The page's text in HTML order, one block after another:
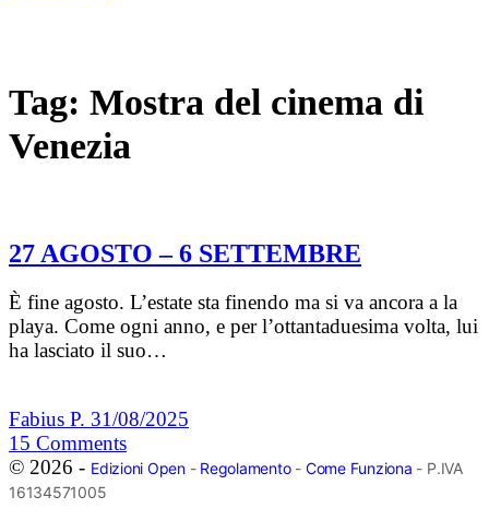
Tag: Mostra del cinema di
Venezia
27 AGOSTO – 6 SETTEMBRE
È fine agosto. L’estate sta finendo ma si va ancora a la
playa. Come ogni anno, e per l’ottantaduesima volta, lui
ha lasciato il suo…
Fabius P. 31/08/2025
15 Comments
© 2026 - Edizioni Open- Regolamento- Come Funziona - P.IVA
16134571005